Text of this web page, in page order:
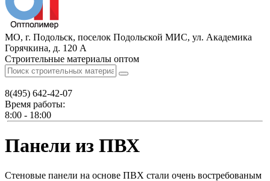
МО, г. Подольск, поселок Подольской МИС, ул. Академика
Горячкина, д. 120 А
Строительные материалы оптом
8(495) 642-42-07
Время работы:
8:00 - 18:00
Панели из ПВХ
Стеновые панели на основе ПВХ стали очень востребованым